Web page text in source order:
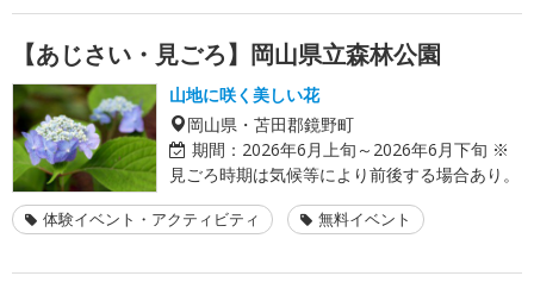
【あじさい・見ごろ】岡山県立森林公園
山地に咲く美しい花
岡山県・苫田郡鏡野町
期間： 2026年6月上旬～2026年6月下旬 ※
見ごろ時期は気候等により前後する場合あり。
体験イベント・アクティビティ 無料イベント